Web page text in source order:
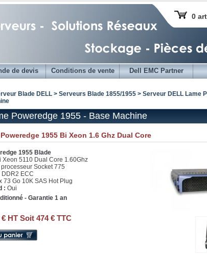
0
de devis Conditions de vente Dell EMC Partner
Blade DELL > Serveurs Blade 1855/1955 > Serveur DELL Lame
Poweredge 1955 - Base Machine
1955 Bi Xeon 1.6 Ghz Dual Core
1955 Blade
Xeon 5110 Dual Core 1.60Ghz
processeur Socket 775
DDR2 ECC
73 Go 10K SAS Hot Plug
: Oui
- Garantie 1 an
€ HT Soit 474 € TTC